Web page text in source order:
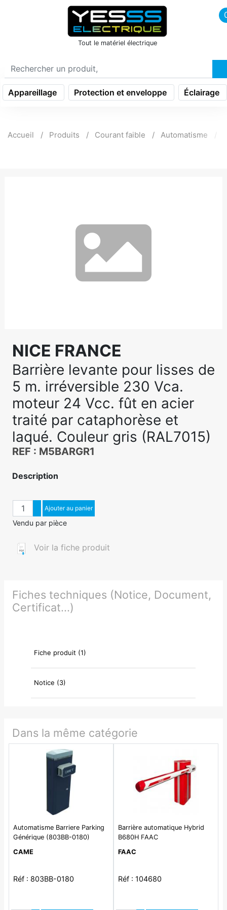
icon menu burger
Tout le matériel électrique
Appareillage Protection et enveloppe Éclairage
Accueil Produits Courant faible Automatisme
NICE FRANCE
Barrière levante pour lisses de
5 m. irréversible 230 Vca.
moteur 24 Vcc. fût en acier
traité par cataphorèse et
laqué. Couleur gris (RAL7015)
REF : M5BARGR1
Description
QuantitéAugmenter quantité
Diminuer quantité
Ajouter au panier
Vendu par pièce
Voir la fiche produit
Fiches techniques (Notice, Document,
Certificat...)
Fiche produit (1)
Notice (3)
Dans la même catégorie
Automatisme Barriere Parking
Générique (803BB-0180)
Moteur 24V avec encodeur
CAME
Réf : 803BB-0180
Barrière automatique Hybrid
B680H FAAC
FAAC
Réf : 104680